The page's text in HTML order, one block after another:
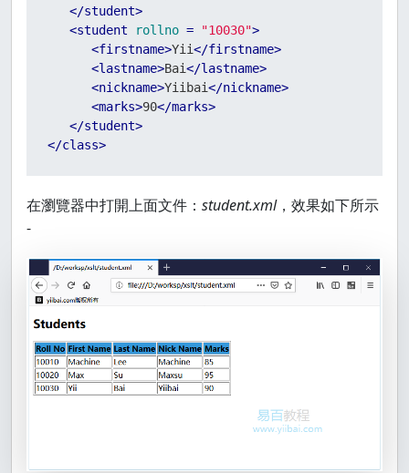
</student>
<student rollno = "10030">
<firstname>Yii</firstname>
<lastname>Bai</lastname>
<nickname>Yiibai</nickname>
<marks>90</marks>
</student>
</class>
在瀏覽器中打開上面文件： student.xml，效果如下所示
-